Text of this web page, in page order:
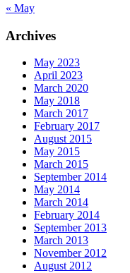
« May
Archives
May 2023
April 2023
March 2020
May 2018
March 2017
February 2017
August 2015
May 2015
March 2015
September 2014
May 2014
March 2014
February 2014
September 2013
March 2013
November 2012
August 2012